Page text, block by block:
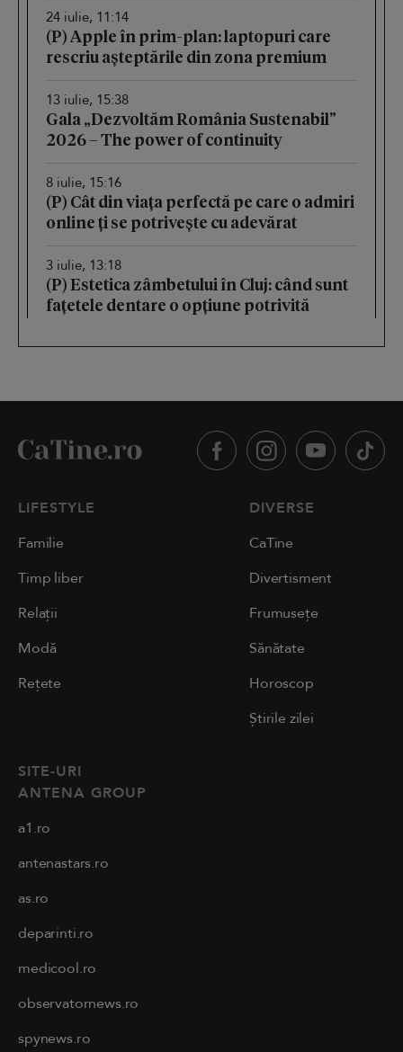
24 iulie, 11:14
(P) Apple în prim-plan: laptopuri care
rescriu așteptările din zona premium
13 iulie, 15:38
Gala „Dezvoltăm România Sustenabil”
2026 – The power of continuity
8 iulie, 15:16
(P) Cât din viața perfectă pe care o admiri
online ți se potrivește cu adevărat
3 iulie, 13:18
(P) Estetica zâmbetului în Cluj: când sunt
fațetele dentare o opțiune potrivită
LIFESTYLE
Familie
Timp liber
Relații
Modă
Rețete
DIVERSE
CaTine
Divertisment
Frumusețe
Sănătate
Horoscop
Știrile zilei
SITE-URI
ANTENA GROUP
a1.ro
antenastars.ro
as.ro
deparinti.ro
medicool.ro
observatornews.ro
spynews.ro